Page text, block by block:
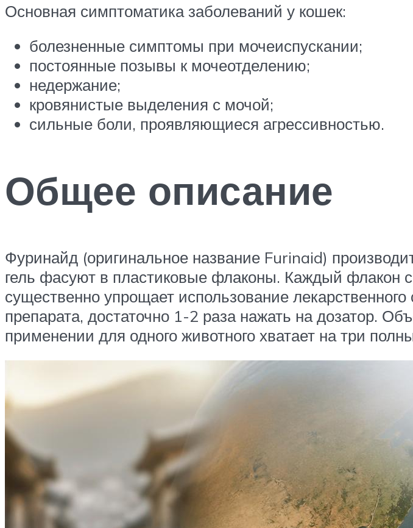
Основная симптоматика заболеваний у кошек:
болезненные симптомы при мочеиспускании;
постоянные позывы к мочеотделению;
недержание;
кровянистые выделения с мочой;
сильные боли, проявляющиеся агрессивностью.
Общее описание
Фуринайд (оригинальное название Furinaid)
гель фасуют в пластиковые флаконы. Каждый флакон
существенно упрощает использование
препарата, достаточно 1-2 раза нажать на дозатор.
применении для одного животного хватает на три